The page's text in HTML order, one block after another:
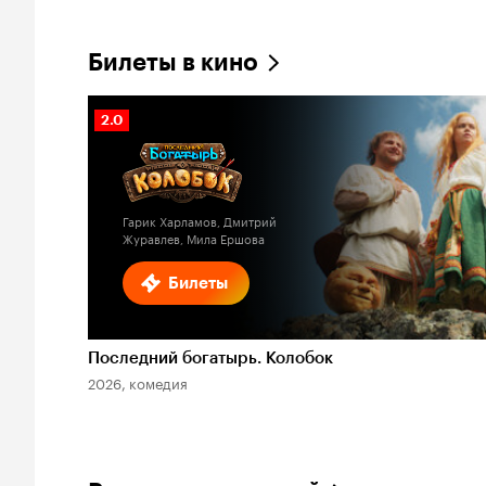
Билеты в кино
Билеты
Рейтинг
Кинопоиска
2.0
Гарик Харламов, Дмитрий
Журавлев, Мила Ершова
Последний богатырь. Колобок
2026, комедия